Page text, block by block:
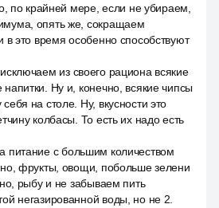
по крайней мере, если не убираем,
опять же, сокращаем
в это время особенно способствуют
из своего рациона всякие
напитки. Ну и, конечно, всякие чипсы
на столе. Ну, вкусности это
колбасы. То есть их надо есть
питание с большим количеством
фрукты, овощи, побольше зелени
рыбу и не забываем пить
негазированной воды, но не 2.